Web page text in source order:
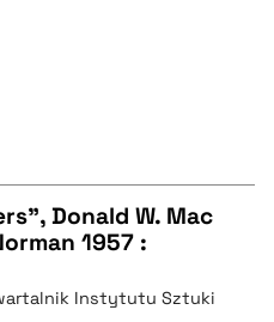
Donald W. Mac
1957 :
Instytutu Sztuki